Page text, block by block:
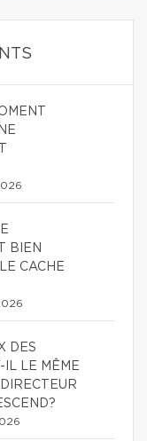
BIEN
CACHE
DES
IL LE MÊME